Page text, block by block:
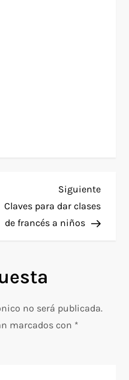
Siguiente
Claves para dar clases
de francés a niños
no será publicada.
marcados con *